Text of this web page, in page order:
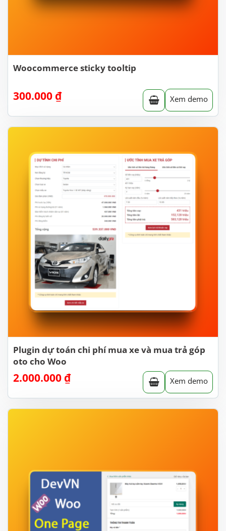
Woocommerce sticky tooltip
300.000 ₫ Xem demo
Plugin dự toán chi phí mua xe và mua trả góp
oto cho Woo
2.000.000 ₫ Xem demo